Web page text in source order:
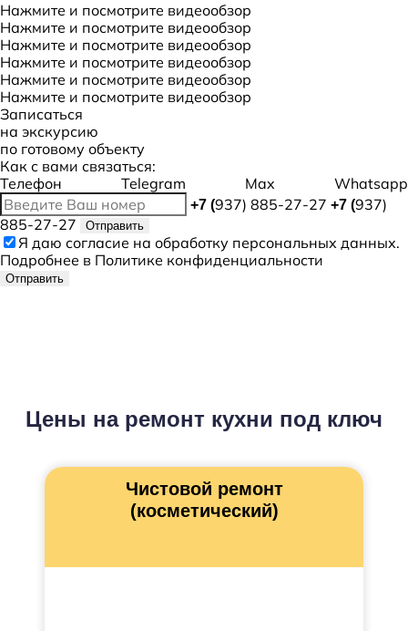
Нажмите и посмотрите видеообзор
Нажмите и посмотрите видеообзор
Нажмите и посмотрите видеообзор
Нажмите и посмотрите видеообзор
Нажмите и посмотрите видеообзор
Нажмите и посмотрите видеообзор
Записаться
на экскурсию
по готовому объекту
Как с вами связаться:
Телефон
Telegram Max Whatsapp
+7 (937) 885-27-27 +7 (937)
885-27-27
Отправить
Я даю согласие на обработку персональных данных.
Подробнее в Политике конфиденциальности
Отправить
Цены на ремонт кухни под ключ
Чистовой ремонт
(косметический)